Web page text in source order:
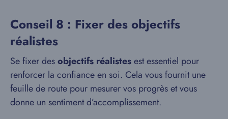
Conseil 8 : Fixer des objectifs
réalistes
Se fixer desobjectifs réalistesest essentiel pour
renforcer la confiance en soi. Cela vous fournit une
feuille de route pour mesurer vos progrès et vous
donne un sentiment d’accomplissement.